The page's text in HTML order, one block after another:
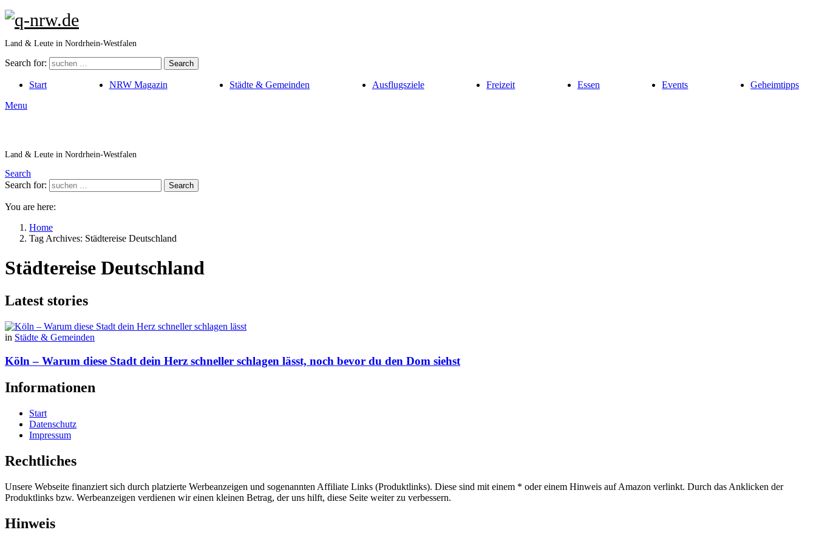
Land & Leute in Nordrhein-Westfalen
Search for: Search
Start NRW Magazin Städte & Gemeinden Ausflugsziele Freizeit Essen Events
Geheimtipps
Menu
Land & Leute in Nordrhein-Westfalen
Search
Search for:
Search
You are here:
Home
Tag Archives: Städtereise Deutschland
Städtereise Deutschland
Latest stories
in Städte & Gemeinden
Köln – Warum diese Stadt dein Herz schneller schlagen lässt, noch bevor du den Dom siehst
Informationen
Start
Datenschutz
Impressum
Rechtliches
Unsere Webseite finanziert sich durch platzierte Werbeanzeigen und sogenannten Affiliate Links (Produktlinks). Diese sind mit einem * oder einem Hinweis auf Amazon verlinkt. Durch das Anklicken der
Produktlinks bzw. Werbeanzeigen verdienen wir einen kleinen Betrag, der uns hilft, diese Seite weiter zu verbessern.
Hinweis